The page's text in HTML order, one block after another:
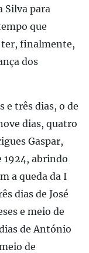
Silva para
que
ter, finalmente,
dos
e três dias, o de
dias, quatro
Gaspar,
1924, abrindo
a queda da I
dias de José
e meio de
de António
de